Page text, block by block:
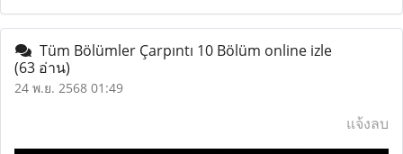
Tüm Bölümler Çarpıntı 10 Bölüm online izle
(63 อ่าน)
24 พ.ย. 2568 01:49
แจ้งลบ